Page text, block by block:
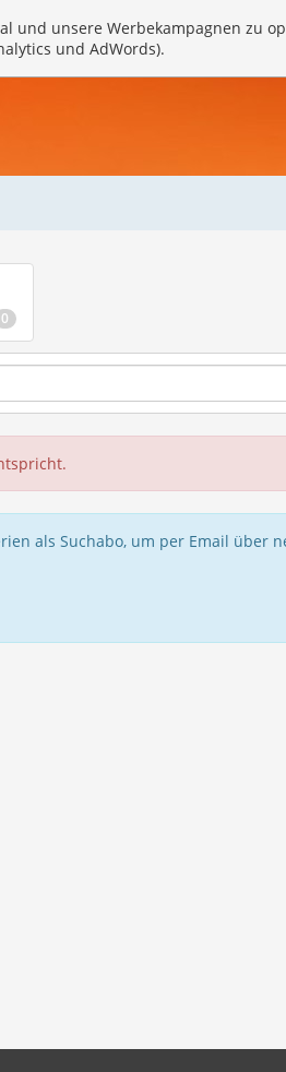
und unsere Werbekampagnen zu
und AdWords).
0
als Suchabo, um per Email über